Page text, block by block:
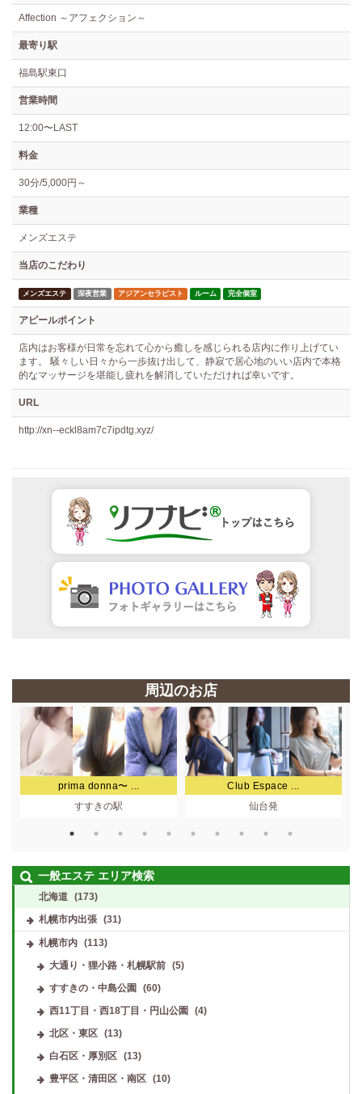
Affection ～アフェクション～
最寄り駅
福島駅東口
営業時間
12:00〜LAST
料金
30分/5,000円～
業種
メンズエステ
当店のこだわり
メンズエステ 深夜営業 アジアンセラピスト ルーム 完全個室
アピールポイント
店内はお客様が日常を忘れて心から癒しを感じられる店内に作り上げてい
ます。 騒々しい日々から一歩抜け出して、静寂で居心地のいい店内で本格
的なマッサージを堪能し疲れを解消していただければ幸いです。
URL
http://xn--eckl8am7c7ipdtg.xyz/
周辺のお店
prima donna〜 ...
すすきの駅
Club Espace ...
仙台発
一般エステ エリア検索
北海道 (173)
札幌市内出張 (31)
札幌市内 (113)
大通り・狸小路・札幌駅前
(5)
すすきの・中島公園
(60)
西11丁目・西18丁目・円山公園
(4)
北区・東区
(13)
白石区・厚別区
(13)
豊平区・清田区・南区
(10)